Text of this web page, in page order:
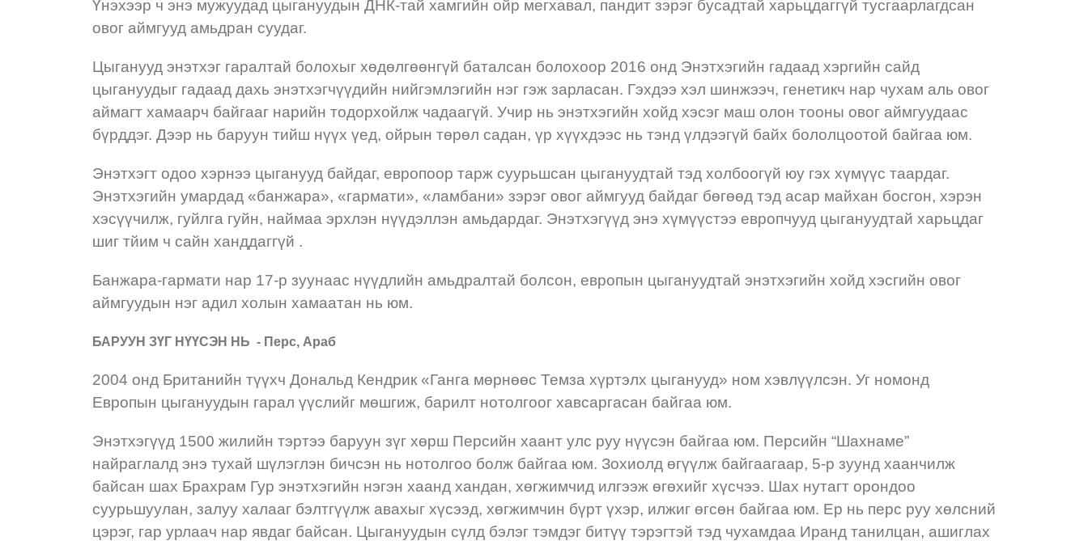
Үнэхээр ч энэ мужуудад цыгануудын ДНК-тай хамгийн ойр мегхавал, пандит зэрэг бусадтай харьцдаггүй тусгаарлагдсан
овог аймгууд амьдран суудаг.
Цыганууд энэтхэг гаралтай болохыг хөдөлгөөнгүй баталсан болохоор 2016 онд Энэтхэгийн гадаад хэргийн сайд
цыгануудыг гадаад дахь энэтхэгчүүдийн нийгэмлэгийн нэг гэж зарласан. Гэхдээ хэл шинжээч, генетикч нар чухам аль овог
аймагт хамаарч байгааг нарийн тодорхойлж чадаагүй. Учир нь энэтхэгийн хойд хэсэг маш олон тооны овог аймгуудаас
бүрддэг. Дээр нь баруун тийш нүүх үед, ойрын төрөл садан, үр хүүхдээс нь тэнд үлдээгүй байх бололцоотой байгаа юм.
Энэтхэгт одоо хэрнээ цыганууд байдаг, европоор тарж суурьшсан цыгануудтай тэд холбоогүй юу гэх хүмүүс таардаг.
Энэтхэгийн умардад «банжара», «гармати», «ламбани» зэрэг овог аймгууд байдаг бөгөөд тэд асар майхан босгон, хэрэн
хэсүүчилж, гуйлга гуйн, наймаа эрхлэн нүүдэллэн амьдардаг. Энэтхэгүүд энэ хүмүүстээ европчууд цыгануудтай харьцдаг
шиг тйим ч сайн ханддаггүй .
Банжара-гармати нар 17-р зуунаас нүүдлийн амьдралтай болсон, европын цыгануудтай энэтхэгийн хойд хэсгийн овог
аймгуудын нэг адил холын хамаатан нь юм.
БАРУУН ЗҮГ НҮҮСЭН НЬ - Перс, Араб
2004 онд Британийн түүхч Дональд Кендрик «Ганга мөрнөөс Темза хүртэлх цыганууд» ном хэвлүүлсэн. Уг номонд
Европын цыгануудын гарал үүслийг мөшгиж, барилт нотолгоог хавсаргасан байгаа юм.
Энэтхэгүүд 1500 жилийн тэртээ баруун зүг хөрш Персийн хаант улс руу нүүсэн байгаа юм. Персийн “Шахнаме”
найраглалд энэ тухай шүлэглэн бичсэн нь нотолгоо болж байгаа юм. Зохиолд өгүүлж байгаагаар, 5-р зуунд хаанчилж
байсан шах Брахрам Гур энэтхэгийн нэгэн хаанд хандан, хөгжимчид илгээж өгөхийг хүсчээ. Шах нутагт орондоо
суурьшуулан, залуу халааг бэлтгүүлж авахыг хүсээд, хөгжимчин бүрт үхэр, илжиг өгсөн байгаа юм. Ер нь перс руу хөлсний
цэрэг, гар урлаач нар явдаг байсан. Цыгануудын сүлд бэлэг тэмдэг битүү тэрэгтэй тэд чухамдаа Иранд танилцан, ашиглах